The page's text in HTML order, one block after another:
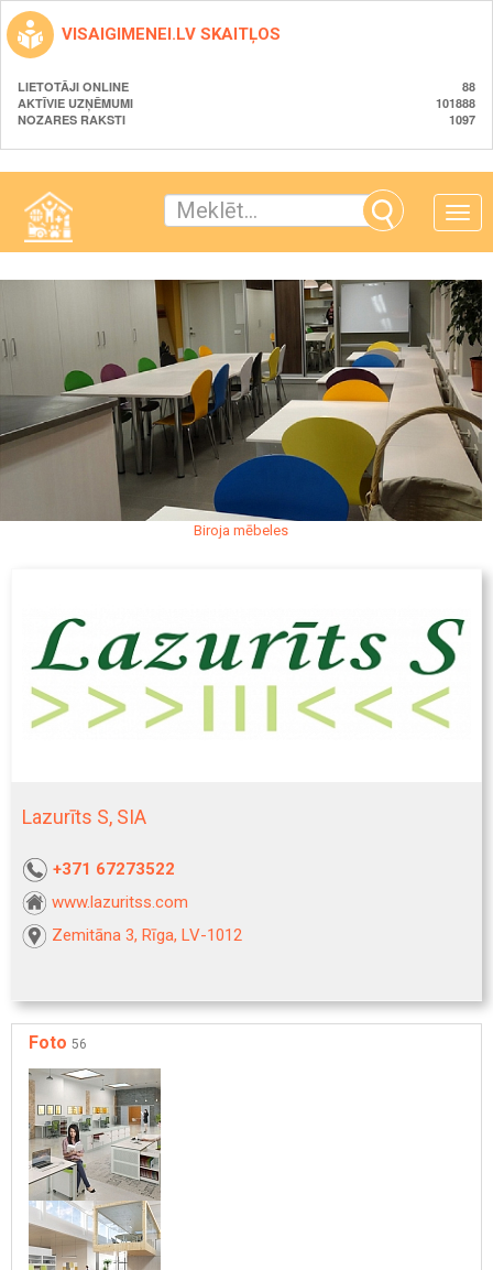
VISAIGIMENEI.LV SKAITĻOS
LIETOTĀJI ONLINE
88
AKTĪVIE UZŅĒMUMI
101888
NOZARES RAKSTI
1097
Toggle
Biroja mēbeles
Lazurīts S, SIA
+371 67273522
www.lazuritss.com
Zemitāna 3, Rīga, LV-1012
Foto 56